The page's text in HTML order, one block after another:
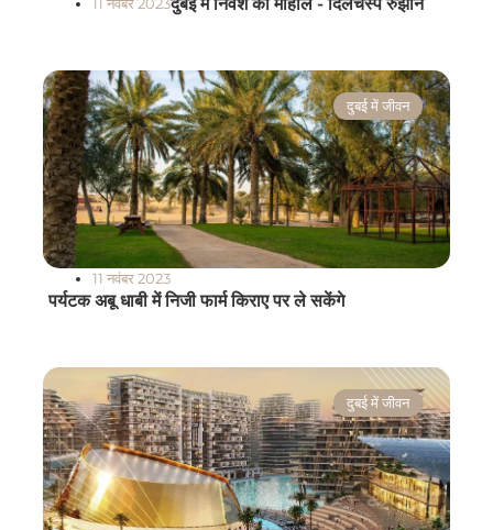
11 नवंबर 2023दुबई में निवेश का माहौल - दिलचस्प रुझान
दुबई में जीवन
11 नवंबर 2023
पर्यटक अबू धाबी में निजी फार्म किराए पर ले सकेंगे
दुबई में जीवन